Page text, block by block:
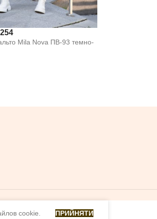
54
Mila Nova ПВ-93 темно-
cookie. ПРИЙНЯТИ